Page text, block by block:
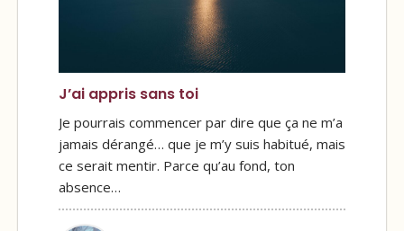
J’ai appris sans toi
Je pourrais commencer par dire que ça ne m’a
jamais dérangé… que je m’y suis habitué, mais
ce serait mentir. Parce qu’au fond, ton
absence…